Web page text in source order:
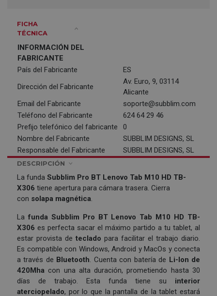
FICHA
TÉCNICA
INFORMACIÓN DEL
FABRICANTE
País del Fabricante
ES
Dirección del Fabricante
Av. Euro, 9, 03114
Alicante
Email del Fabricante
soporte@subblim.com
Teléfono del Fabricante
624 64 29 46
Prefijo telefónico del fabricante
0
Nombre del Fabricante
SUBBLIM DESIGNS, SL
Responsable del Fabricante
SUBBLIM DESIGNS, SL
DESCRIPCIÓN
La funda Subblim Pro BT Lenovo Tab M10 HD TB-
X306 tiene apertura para cámara trasera. Cierra
con solapa magnética.
La funda Subblim Pro BT Lenovo Tab M10 HD TB-
X306 es perfecta sacar el máximo partido a tu tablet, al
estar provista de teclado para facilitar el trabajo diario.
Es compatible con Windows, Android y MacOs y conecta
a través de Bluetooth. Cuenta con batería de Li-Ion de
420Mha con una alta duración, prometiendo hasta 30
días de trabajo. Esta funda tiene su interior
aterciopelado, por lo que la pantalla de la tablet estará